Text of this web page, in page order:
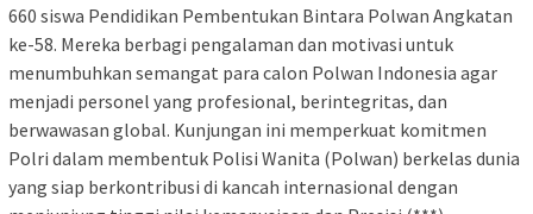
660 siswa Pendidikan Pembentukan Bintara Polwan Angkatan
ke-58. Mereka berbagi pengalaman dan motivasi untuk
menumbuhkan semangat para calon Polwan Indonesia agar
menjadi personel yang profesional, berintegritas, dan
berwawasan global. Kunjungan ini memperkuat komitmen
Polri dalam membentuk Polisi Wanita (Polwan) berkelas dunia
yang siap berkontribusi di kancah internasional dengan